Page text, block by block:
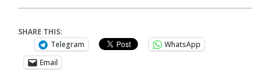
SHARE THIS:
Telegram
WhatsApp
Email